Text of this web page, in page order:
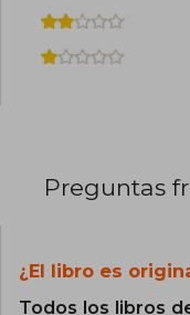
Preguntas
¿El libro es
Todos los libros